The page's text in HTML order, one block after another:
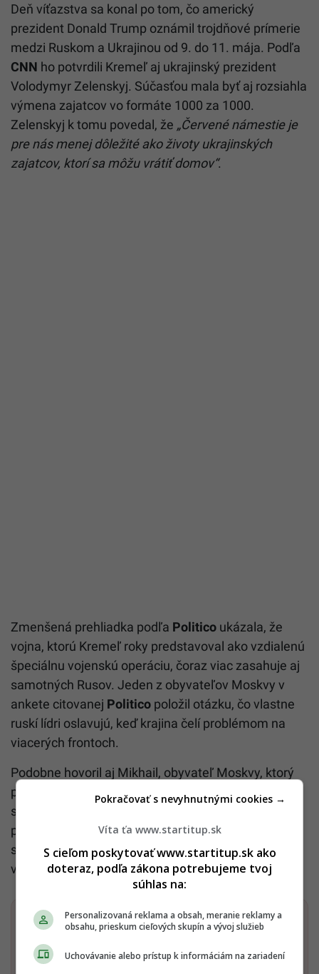
Deň víťazstva sa konal po tom, čo americký
prezident Donald Trump oznámil trojdňové prímerie
medzi Ruskom a Ukrajinou od 9. do 11. mája. Podľa
CNN ho potvrdili Kremeľ aj ukrajinský prezident
Volodymyr Zelenskyj. Súčasťou mala byť aj rozsiahla
výmena zajatcov vo formáte 1000 za 1000.
Zelenskyj k tomu povedal, že „Červené námestie je
pre nás menej dôležité ako životy ukrajinských
zajatcov, ktorí sa môžu vrátiť domov“.
Zmenšená prehliadka podľa Politico ukázala, že
vojna, ktorú Kremeľ roky predstavoval ako vzdialenú
špeciálnu vojenskú operáciu, čoraz viac zasahuje aj
samotných Rusov. Jeden z obyvateľov Moskvy v
ankete citovanej Politico položil otázku, čo vlastne
ruskí lídri oslavujú, keď krajina čelí problémom na
viacerých frontoch.
Podobne hovoril aj Mikhail, obyvateľ Moskvy, ktorý
pre
povedal, že „už je čas“ , aby sa vojna
skončila. Dodal, že ľudia zomierajú, peniaze miznú a
pribúdajú rôzne obmedzenia. Deň, ktorý mal ukázať
silu štátu, tak tento rok ukázal aj to, ako výrazne
vojna mení atmosféru v Rusku.
Dostaň Startitup do svojich Google odporúčaní
Pridať ako preferovaný zdroj
Startitup, odkaz sa otvorí v
Víta ťa www.startitup.sk
S cieľom poskytovať www.startitup.sk ako
doteraz, podľa zákona potrebujeme tvoj
súhlas na:
Personalizovaná reklama a obsah, meranie reklamy a
obsahu, prieskum cieľových skupín a vývoj služieb
Uchovávanie alebo prístup k informáciám na zariadení
Pokračovať s nevyhnutnými cookies →